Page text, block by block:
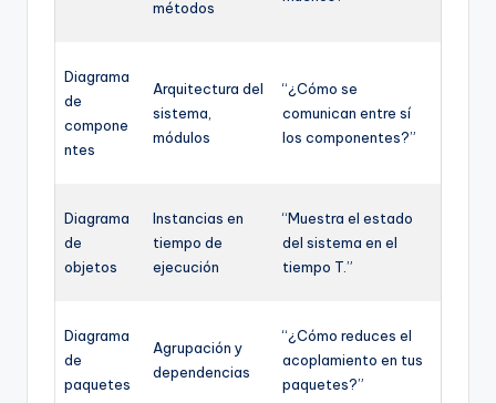
métodos
Diagrama
de
compone
ntes
Arquitectura del
sistema,
módulos
“¿Cómo se
comunican entre sí
los componentes?”
Diagrama
de
objetos
Instancias en
tiempo de
ejecución
“Muestra el estado
del sistema en el
tiempo T.”
Diagrama
de
paquetes
Agrupación y
dependencias
“¿Cómo reduces el
acoplamiento en tus
paquetes?”